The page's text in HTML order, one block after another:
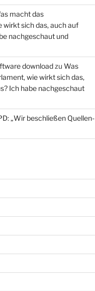
macht das
wirkt sich das, auch auf
nachgeschaut und
downloadzu Was
wie wirkt sich das,
Ich habe nachgeschaut
„Wir beschließen Quellen-